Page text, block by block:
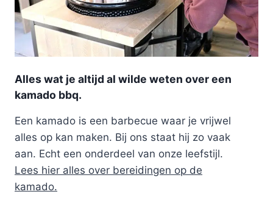
Alles wat je altijd al wilde weten over een
kamado bbq.
Een kamado is een barbecue waar je vrijwel
alles op kan maken. Bij ons staat hij zo vaak
aan. Echt een onderdeel van onze leefstijl.
Lees hier alles over bereidingen op de
kamado.